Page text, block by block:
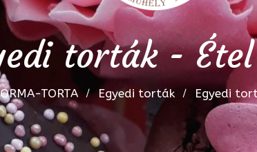
torták -
TORTA Egyedi torták Egyedi